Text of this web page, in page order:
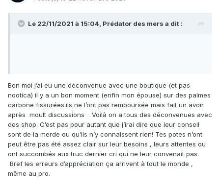
mais qui Sai... le per noël va bientôt passer , c'est bon de
Le 22/11/2021 à 15:04, Prédator des mers a dit :
Ben moi j’ai eu une déconvenue avec une boutique (et pas
nootica) il y a un bon moment (enfin mon épouse) sur des palmes
carbone fissurées.ils ne l’ont pas remboursée mais fait un avoir
après moult discussions . Voilà on a tous des déconvenues avec
des shop. C’est pas pour autant que j’irai dire que leur conseil
sont de la merde ou qu’ils n’y connaissent rien! Tes potes n’ont
peut être pas été assez clair sur leur besoins , leurs attentes ou
ont succombés aux truc dernier cri qui ne leur convenait pas.
Bref les erreurs d’appréciation ça arrivent à tout le monde ,
même au pro.